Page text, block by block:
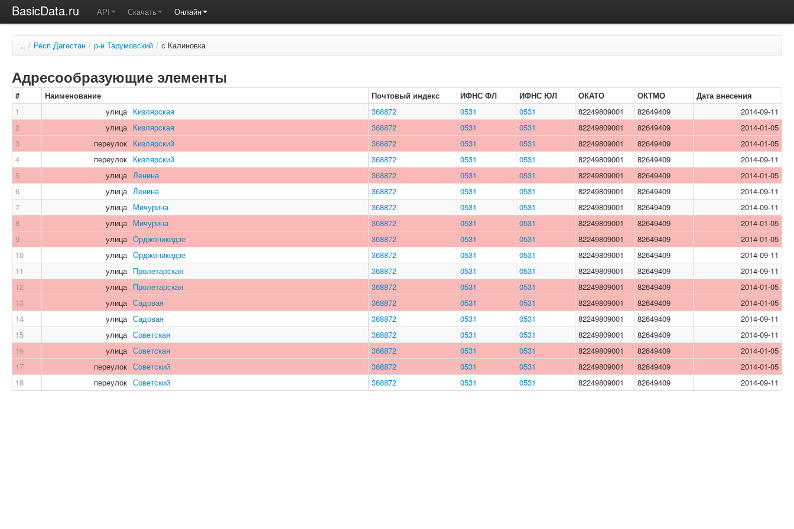
BasicData.ru API Скачать Онлайн
.. / Респ Дагестан / р-н Тарумовский / с Калиновка
Адресообразующие элементы
# Наименование Почтовый индекс ИФНС ФЛ ИФНС ЮЛ ОКАТО ОКТМО
Дата внесения
1
улица Кизлярская 368872 0531 0531 82249809001 82649409
2014-09-11
2
улица Кизлярская 368872 0531 0531 82249809001 82649409
2014-01-05
3
переулок Кизлярский 368872 0531 0531 82249809001 82649409
2014-01-05
4
переулок Кизлярский 368872 0531 0531 82249809001 82649409
2014-09-11
5
улица Ленина 368872 0531 0531 82249809001 82649409
2014-01-05
6
улица Ленина 368872 0531 0531 82249809001 82649409
2014-09-11
7
улица Мичурина 368872 0531 0531 82249809001 82649409
2014-09-11
8
улица Мичурина 368872 0531 0531 82249809001 82649409
2014-01-05
9
улица Орджоникидзе 368872 0531 0531 82249809001 82649409
2014-01-05
10
улица Орджоникидзе 368872 0531 0531 82249809001 82649409
2014-09-11
11
улица Пролетарская 368872 0531 0531 82249809001 82649409
2014-09-11
12
улица Пролетарская 368872 0531 0531 82249809001 82649409
2014-01-05
13
улица Садовая 368872 0531 0531 82249809001 82649409
2014-01-05
14
улица Садовая 368872 0531 0531 82249809001 82649409
2014-09-11
15
улица Советская 368872 0531 0531 82249809001 82649409
2014-09-11
16
улица Советская 368872 0531 0531 82249809001 82649409
2014-01-05
17
переулок Советский 368872 0531 0531 82249809001 82649409
2014-01-05
18
переулок Советский 368872 0531 0531 82249809001 82649409 2014-09-11